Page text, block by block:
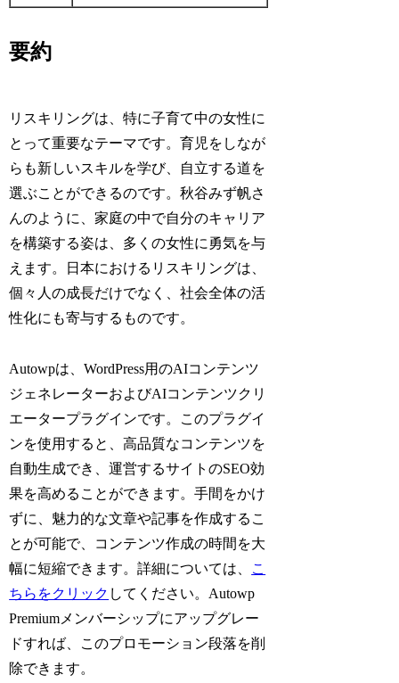
要約
リスキリングは、特に子育て中の女性に
とって重要なテーマです。育児をしなが
らも新しいスキルを学び、自立する道を
選ぶことができるのです。秋谷みず帆さ
んのように、家庭の中で自分のキャリア
を構築する姿は、多くの女性に勇気を与
えます。日本におけるリスキリングは、
個々人の成長だけでなく、社会全体の活
性化にも寄与するものです。
Autowpは、WordPress用のAIコンテンツ
ジェネレーターおよびAIコンテンツクリ
エータープラグインです。このプラグイ
ンを使用すると、高品質なコンテンツを
自動生成でき、運営するサイトのSEO効
果を高めることができます。手間をかけ
ずに、魅力的な文章や記事を作成するこ
とが可能で、コンテンツ作成の時間を大
幅に短縮できます。詳細については、
こ
ちらをクリック してください。Autowp
Premiumメンバーシップにアップグレー
ドすれば、このプロモーション段落を削
除できます。